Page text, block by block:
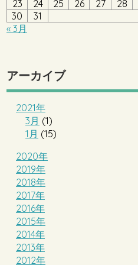
23 24 25 26 27 28
30
31
« 3月
アーカイブ
2021年
3月 (1)
1月 (15)
2020年
2019年
2018年
2017年
2016年
2015年
2014年
2013年
2012年